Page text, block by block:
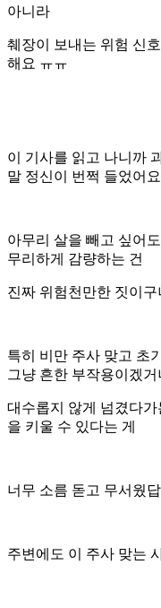
아니라
췌장이 보내는 위험 신
해요 ㅠㅠ
이 기사를 읽고 나니까
말 정신이 번쩍 들었어
아무리 살을 빼고 싶어
무리하게 감량하는 건
진짜 위험천만한 짓이
특히 비만 주사 맞고 초
그냥 흔한 부작용이겠거
대수롭지 않게 넘겼다
을 키울 수 있다는 게
너무 소름 돋고 무서웠
주변에도 이 주사 맞는